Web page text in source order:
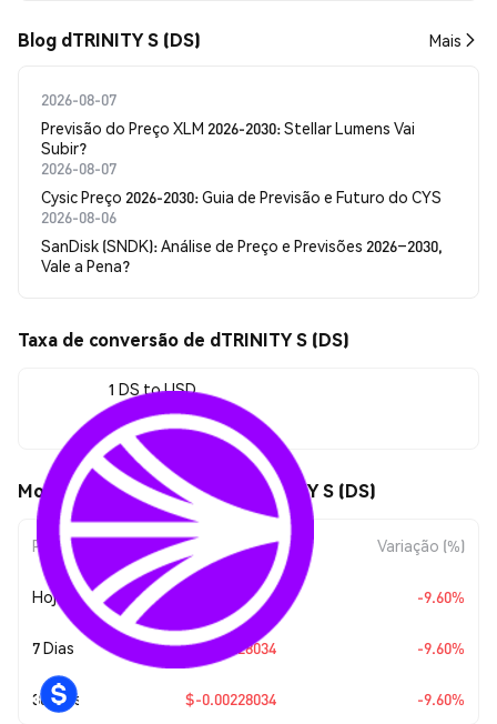
Blog dTRINITY S (DS) Mais
2026-08-07
Previsão do Preço XLM 2026-2030: Stellar Lumens Vai
Subir?
2026-08-07
Cysic Preço 2026-2030: Guia de Previsão e Futuro do CYS
2026-08-06
SanDisk (SNDK): Análise de Preço e Previsões 2026–2030,
Vale a Pena?
Taxa de conversão de dTRINITY S (DS)
1 DS to USD
$0.021473
Movimentos de preço de dTRINITY S (DS)
Período Variação do Valor Variação (%)
Hoje $-0.00228034 -9.60%
7 Dias $-0.00228034 -9.60%
30 Dias $-0.00228034 -9.60%